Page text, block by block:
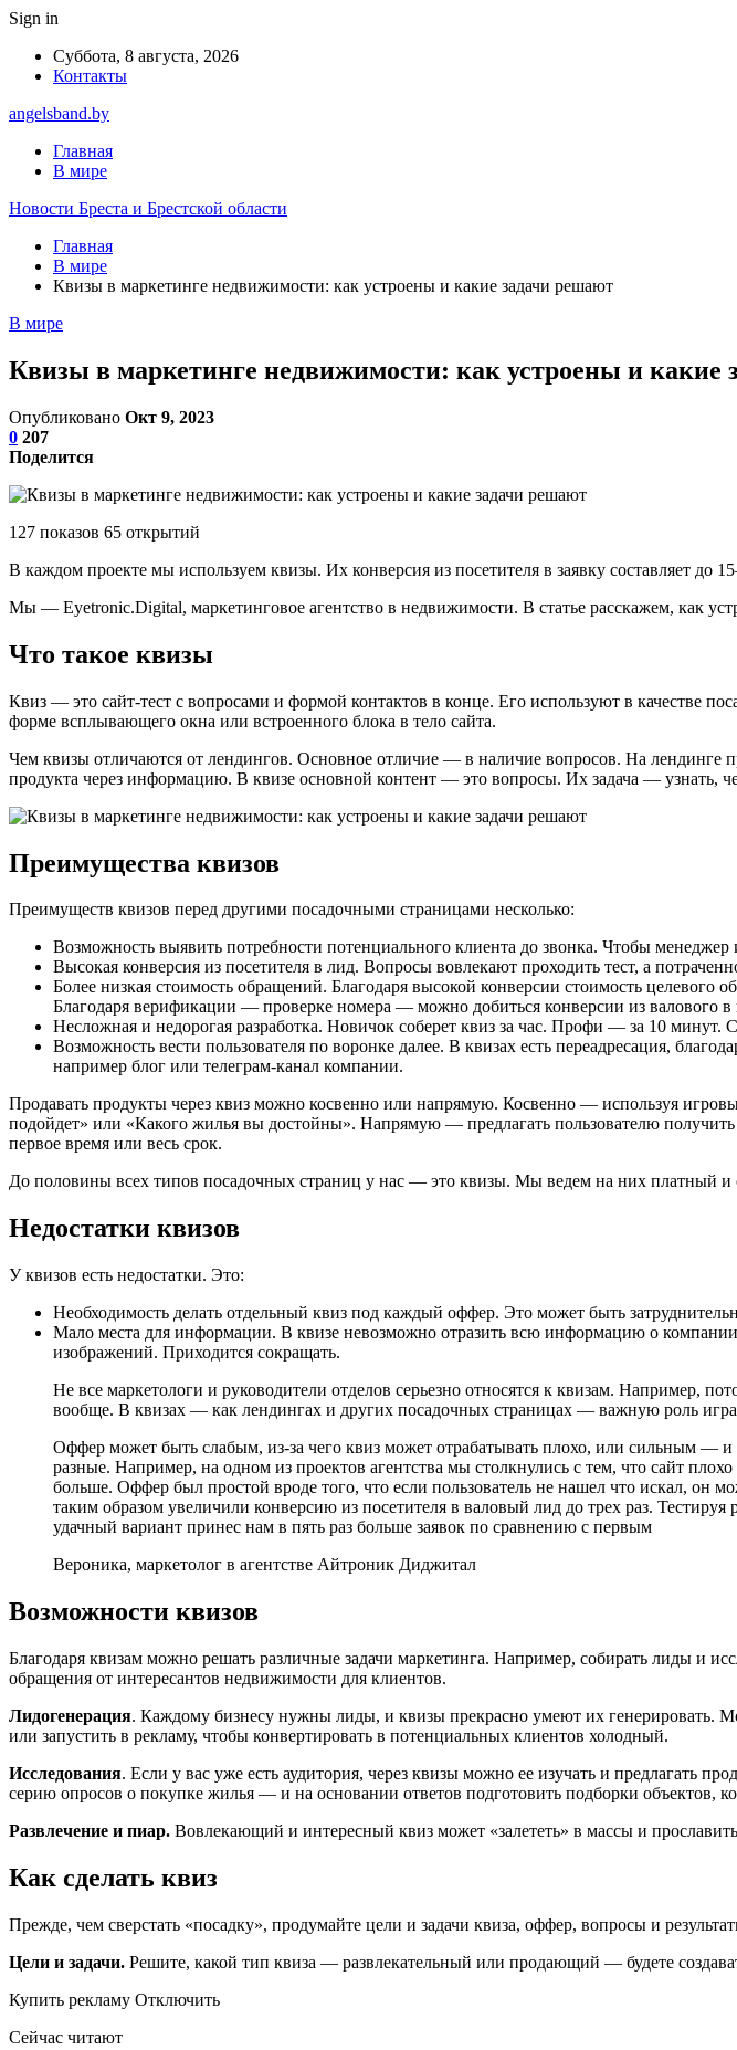
Sign in
Суббота, 8 августа, 2026
Контакты
angelsband.by
Главная
В мире
Новости Бреста и Брестской области
Главная
В мире
Квизы в маркетинге недвижимости: как устроены и какие задачи решают
В мире
Квизы в маркетинге недвижимости: как устроены и какие
Опубликовано Окт 9, 2023
0 207
Поделится
127 показов 65 открытий
В каждом проекте мы используем квизы. Их конверсия из посетителя в заявку составляет до
Мы — Eyetronic.Digital, маркетинговое агентство в недвижимости. В статье расскажем, как
Что такое квизы
Квиз — это сайт-тест с вопросами и формой контактов в конце. Его используют в качестве
форме всплывающего окна или встроенного блока в тело сайта.
Чем квизы отличаются от лендингов. Основное отличие — в наличие вопросов. На лендинге
продукта через информацию. В квизе основной контент — это вопросы. Их задача — узнать,
Преимущества квизов
Преимуществ квизов перед другими посадочными страницами несколько:
Возможность выявить потребности потенциального клиента до звонка. Чтобы
Высокая конверсия из посетителя в лид. Вопросы вовлекают проходить тест, а
Более низкая стоимость обращений. Благодаря высокой конверсии стоимость
Благодаря верификации — проверке номера — можно добиться конверсии из валового
Несложная и недорогая разработка. Новичок соберет квиз за час. Профи — за 10 минут.
Возможность вести пользователя по воронке далее. В квизах есть переадресация,
например блог или телеграм-канал компании.
Продавать продукты через квиз можно косвенно или напрямую. Косвенно — используя
подойдет» или «Какого жилья вы достойны». Напрямую — предлагать пользователю
первое время или весь срок.
До половины всех типов посадочных страниц у нас — это квизы. Мы ведем на них платный и
Недостатки квизов
У квизов есть недостатки. Это:
Необходимость делать отдельный квиз под каждый оффер. Это может быть
Мало места для информации. В квизе невозможно отразить всю информацию о
изображений. Приходится сокращать.
Не все маркетологи и руководители отделов серьезно относятся к квизам. Например,
вообще. В квизах — как лендингах и других посадочных страницах — важную роль
Оффер может быть слабым, из-за чего квиз может отрабатывать плохо, или сильным —
разные. Например, на одном из проектов агентства мы столкнулись с тем, что сайт
больше. Оффер был простой вроде того, что если пользователь не нашел что искал,
таким образом увеличили конверсию из посетителя в валовый лид до трех раз.
удачный вариант принес нам в пять раз больше заявок по сравнению с первым
Вероника, маркетолог в агентстве Айтроник Диджитал
Возможности квизов
Благодаря квизам можно решать различные задачи маркетинга. Например, собирать лиды и
обращения от интересантов недвижимости для клиентов.
Лидогенерация. Каждому бизнесу нужны лиды, и квизы прекрасно умеют их генерировать.
или запустить в рекламу, чтобы конвертировать в потенциальных клиентов холодный.
Исследования. Если у вас уже есть аудитория, через квизы можно ее изучать и предлагать
серию опросов о покупке жилья — и на основании ответов подготовить подборки объектов,
Развлечение и пиар. Вовлекающий и интересный квиз может «залететь» в массы и
Как сделать квиз
Прежде, чем сверстать «посадку», продумайте цели и задачи квиза, оффер, вопросы и
Цели и задачи. Решите, какой тип квиза — развлекательный или продающий — будете
Купить рекламу Отключить
Сейчас читают